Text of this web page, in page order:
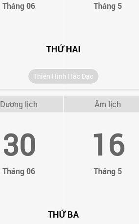
Tháng 06 Tháng 5
THỨ HAI
Thiên Hình Hắc Đạo
Dương lịch
30
Tháng 06
Âm lịch
16
Tháng 5
THỨ BA